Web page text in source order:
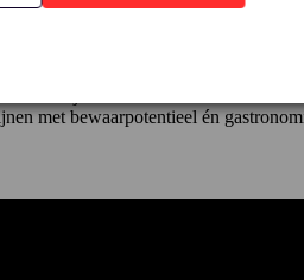
met bewaarpotentieel én